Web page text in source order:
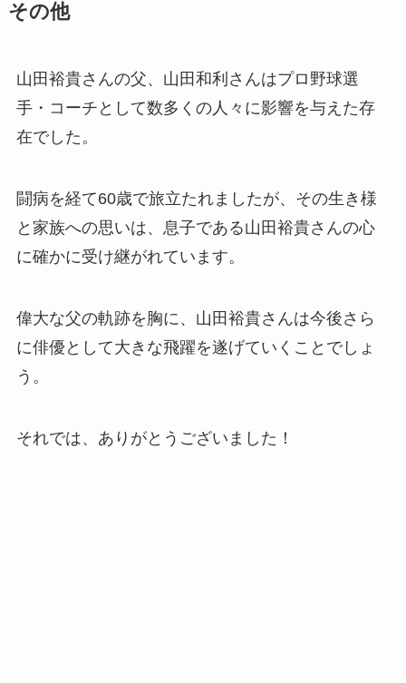
その他
山田裕貴さんの父、山田和利さんはプロ野球選
手・コーチとして数多くの人々に影響を与えた存
在でした。
闘病を経て60歳で旅立たれましたが、その生き様
と家族への思いは、息子である山田裕貴さんの心
に確かに受け継がれています。
偉大な父の軌跡を胸に、山田裕貴さんは今後さら
に俳優として大きな飛躍を遂げていくことでしょ
う。
それでは、ありがとうございました！